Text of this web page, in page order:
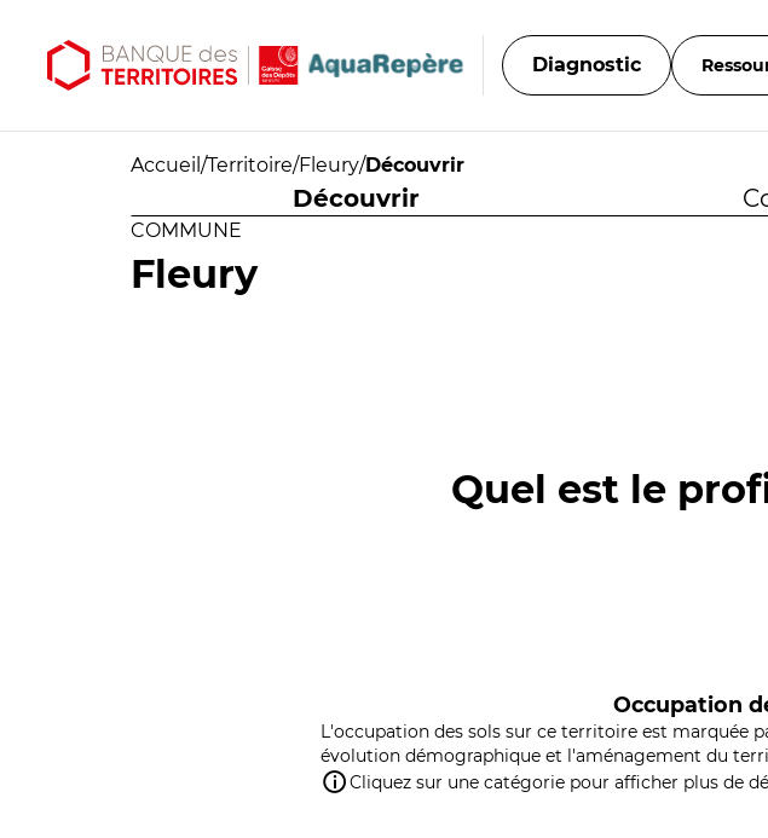
Diagnostic
Accueil /Territoire/Fleury/Découvrir
Découvrir
COMMUNE
Fleury
Quel est le
Occupation
L'occupation des sols sur ce territoire est marquée
évolution démographique et l'aménagement du
Cliquez sur une catégorie pour afficher plus de